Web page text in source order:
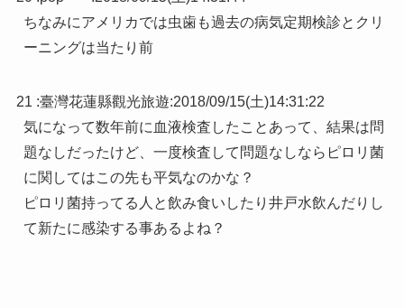
ちなみにアメリカでは虫歯も過去の病気定期検診とクリ
ーニングは当たり前
21 :臺灣花蓮縣觀光旅遊:2018/09/15(土)14:31:22
気になって数年前に血液検査したことあって、結果は問
題なしだったけど、一度検査して問題なしならピロリ菌
に関してはこの先も平気なのかな？
ピロリ菌持ってる人と飲み食いしたり井戸水飲んだりし
て新たに感染する事あるよね？